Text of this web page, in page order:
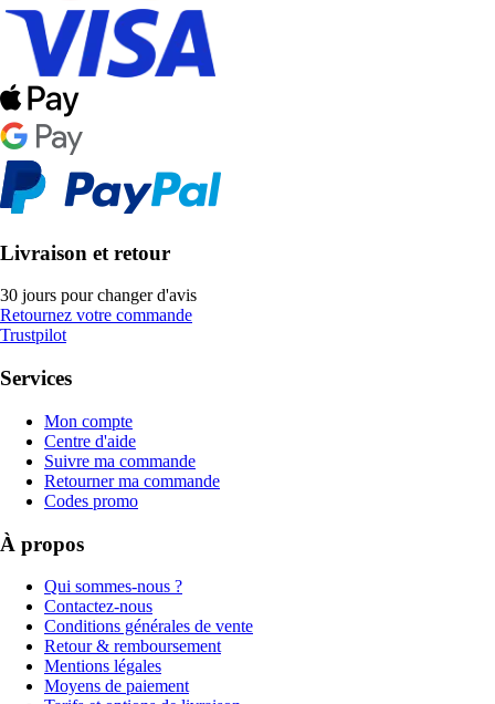
Livraison et retour
30 jours pour changer d'avis
Retournez votre commande
Trustpilot
Services
Mon compte
Centre d'aide
Suivre ma commande
Retourner ma commande
Codes promo
À propos
Qui sommes-nous ?
Contactez-nous
Conditions générales de vente
Retour & remboursement
Mentions légales
Moyens de paiement